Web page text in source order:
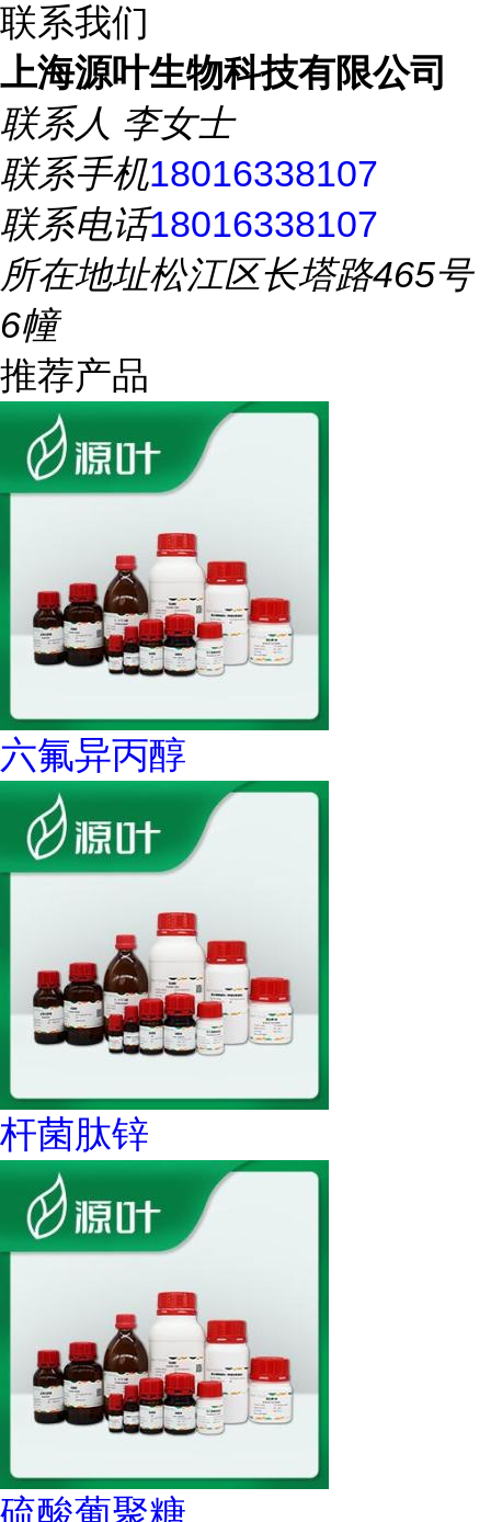
联系我们
上海源叶生物科技有限公司
联系人 李女士
联系手机18016338107
联系电话18016338107
所在地址松江区长塔路465号
6幢
推荐产品
六氟异丙醇
杆菌肽锌
硫酸葡聚糖